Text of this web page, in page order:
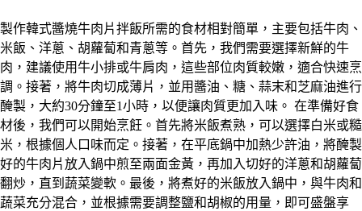
製作韓式醬燒牛肉片拌飯所需的食材相對簡單，主要包括牛肉、
米飯、洋蔥、胡蘿蔔和青蔥等。首先，我們需要選擇新鮮的牛
肉，建議使用牛小排或牛肩肉，這些部位肉質較嫩，適合快速烹
調。接著，將牛肉切成薄片，並用醬油、糖、蒜末和芝麻油進行
醃製，大約30分鐘至1小時，以便讓肉質更加入味。 在準備好食
材後，我們可以開始烹飪。首先將米飯煮熟，可以選擇白米或糙
米，根據個人口味而定。接著，在平底鍋中加熱少許油，將醃製
好的牛肉片放入鍋中煎至兩面金黃，再加入切好的洋蔥和胡蘿蔔
翻炒，直到蔬菜變軟。最後，將煮好的米飯放入鍋中，與牛肉和
蔬菜充分混合，並根據需要調整鹽和胡椒的用量，即可盛盤享